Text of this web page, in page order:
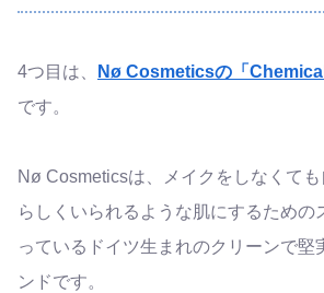
4つ目は、
Nø Cosmeticsの「
です。
Nø Cosmeticsは、メイクをしなくて
らしくいられるような肌にするための
っているドイツ生まれのクリーンで堅
ンドです。